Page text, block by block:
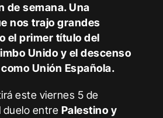
de semana. Una
nos trajo grandes
el primer título del
Unido y el descenso
Unión Española.
este viernes 5 de
duelo entre Palestino y